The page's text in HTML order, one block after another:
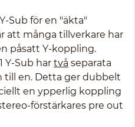
Sub för en "äkta"
att många tillverkare har
påsatt Y-koppling.
Y-Sub har två separata
till en. Detta ger dubbelt
en ypperlig koppling
förstärkares pre out